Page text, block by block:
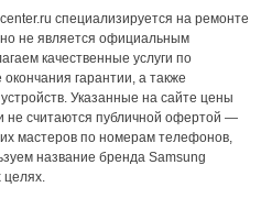
специализируется на ремонте
не является официальным
качественные услуги по
гарантии, а также
Указанные на сайте цены
не считаются публичной офертой —
мастеров по номерам телефонов,
название бренда Samsung
целях.